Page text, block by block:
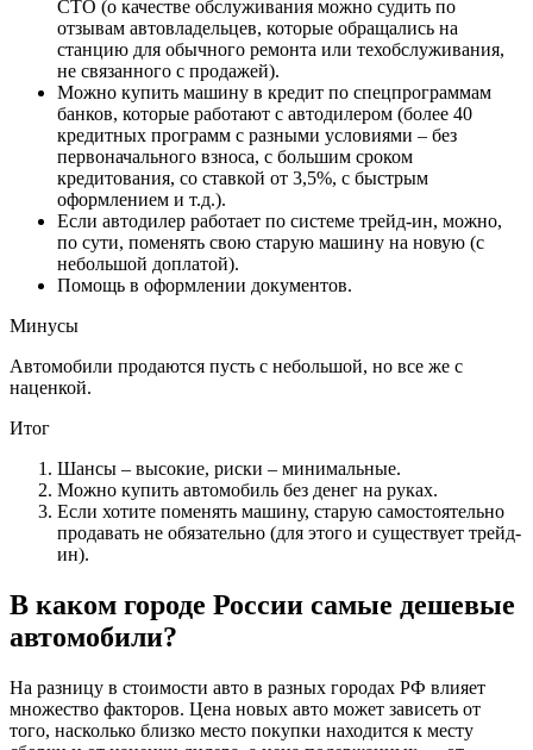
СТО (о качестве обслуживания можно судить по
отзывам автовладельцев, которые обращались на
станцию для обычного ремонта или техобслуживания,
не связанного с продажей).
Можно купить машину в кредит по спецпрограммам
банков, которые работают с автодилером (более 40
кредитных программ с разными условиями – без
первоначального взноса, с большим сроком
кредитования, со ставкой от 3,5%, с быстрым
оформлением и т.д.).
Если автодилер работает по системе трейд-ин, можно,
по сути, поменять свою старую машину на новую (с
небольшой доплатой).
Помощь в оформлении документов.
Минусы
Автомобили продаются пусть с небольшой, но все же с
наценкой.
Итог
Шансы – высокие, риски – минимальные.
Можно купить автомобиль без денег на руках.
Если хотите поменять машину, старую самостоятельно
продавать не обязательно (для этого и существует трейд-
ин).
В каком городе России самые дешевые
автомобили?
На разницу в стоимости авто в разных городах РФ влияет
множество факторов. Цена новых авто может зависеть от
того, насколько близко место покупки находится к месту